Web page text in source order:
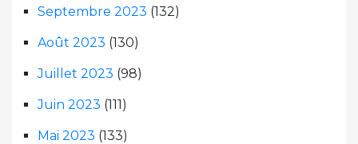
Septembre 2023 (132)
Août 2023 (130)
Juillet 2023 (98)
Juin 2023 (111)
Mai 2023 (133)